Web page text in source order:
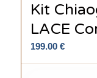
Kit
LACE
199.00 €